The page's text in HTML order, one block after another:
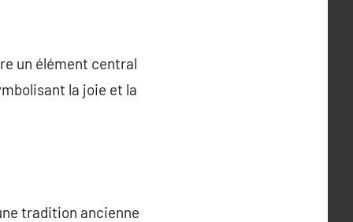
un élément central
la joie et la
tradition ancienne